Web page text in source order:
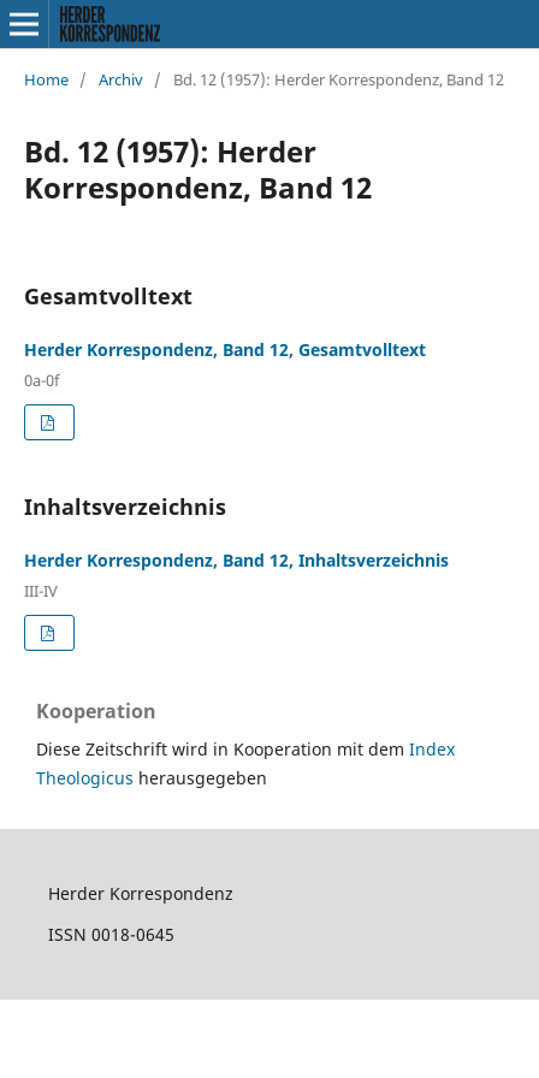
Home / Archiv / Bd. 12 (1957): Herder Korrespondenz, Band 12
Bd. 12 (1957): Herder
Korrespondenz, Band 12
Gesamtvolltext
Herder Korrespondenz, Band 12, Gesamtvolltext
0a-0f
Inhaltsverzeichnis
Herder Korrespondenz, Band 12, Inhaltsverzeichnis
III-IV
Kooperation
Diese Zeitschrift wird in Kooperation mit dem Index
Theologicus herausgegeben
Herder Korrespondenz
ISSN 0018-0645